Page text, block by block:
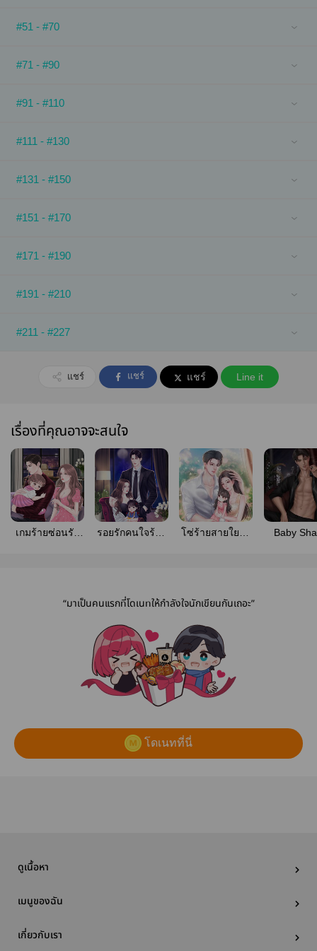
#51 - #70
#71 - #90
#91 - #110
#111 - #130
#131 - #150
#151 - #170
#171 - #190
#191 - #210
#211 - #227
แชร์ แชร์ แชร์ Line it
เรื่องที่คุณอาจจะสนใจ
เกมร้ายซ่อนรัก
รอยรักคนใจร้าย
โซ่ร้ายสายใยรัก
Baby
“มาเป็นคนแรกที่โดเนทให้กำลังใจนักเขียนกันเถอะ”
โดเนทที่นี่
ดูเนื้อหา
เมนูของฉัน
เกี่ยวกับเรา